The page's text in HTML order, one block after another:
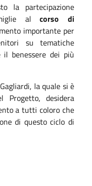
la partecipazione
alcorso di
importante per
su tematiche
benessere dei più
la quale si è
Progetto, desidera
a tutti coloro che
di questo ciclo di